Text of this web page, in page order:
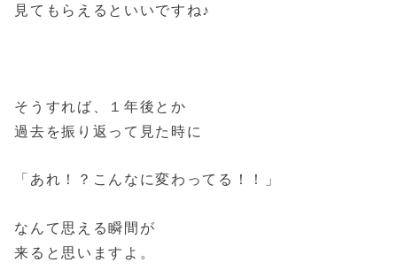
見てもらえるといいですね♪
そうすれば、１年後とか
過去を振り返って見た時に
「あれ！？こんなに変わってる！！」
なんて思える瞬間が
来ると思いますよ。